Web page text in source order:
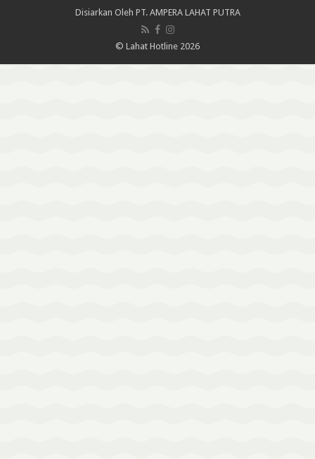
Disiarkan Oleh PT. AMPERA LAHAT PUTRA
© Lahat Hotline 2026